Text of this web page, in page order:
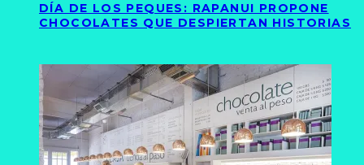
DÍA DE LOS PEQUES: RAPANUI PROPONE
CHOCOLATES QUE DESPIERTAN HISTORIAS